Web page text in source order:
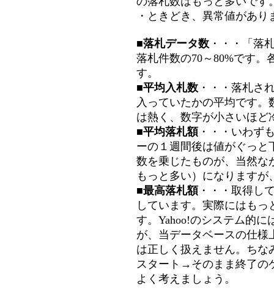
・ときどき、異常値があ
■落札データ数 ・・・「落
落札件数の70～80%です。
す。
■平均入札数 ・・・落札さ
入っていたかの平均です
は熱く、数字が小さいほど
■平均落札額 ・・・いわず
ーの１週間後は値がぐっと
数を乗じたものが、当然な
もっと多い）になります
■最高落札額 ・・・取得し
しています。実際にはも
す。Yahoo!のシステム的に
が、当データベースの仕様
は正しく扱えません。ちな
スタート→そのまま終了の
よく考えましょう。